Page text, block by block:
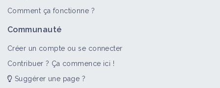
Comment ça fonctionne ?
Communauté
Créer un compte ou se connecter
Contribuer ? Ça commence ici !
Suggérer une page ?